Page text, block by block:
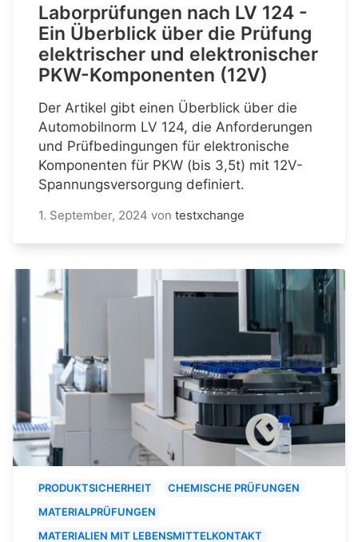
Laborprüfungen nach LV 124 -
Ein Überblick über die Prüfung
elektrischer und elektronischer
PKW-Komponenten (12V)
Der Artikel gibt einen Überblick über die
Automobilnorm LV 124, die Anforderungen
und Prüfbedingungen für elektronische
Komponenten für PKW (bis 3,5t) mit 12V-
Spannungsversorgung definiert.
1. September, 2024 von testxchange
PRODUKTSICHERHEIT
CHEMISCHE PRÜFUNGEN
MATERIALPRÜFUNGEN
MATERIALIEN MIT LEBENSMITTELKONTAKT